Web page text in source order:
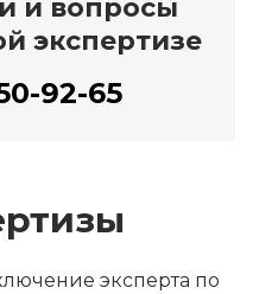
и вопросы
экспертизе
92-65
эксперта по